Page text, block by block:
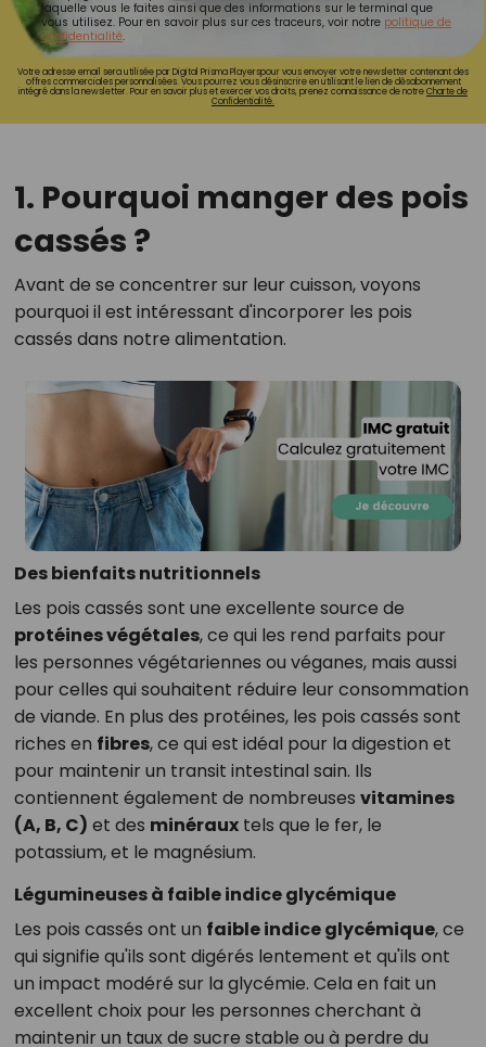
laquelle vous le faites ainsi que des informations sur le terminal que
vous utilisez. Pour en savoir plus sur ces traceurs, voir notre politique de
confidentialité.
Votre adresse email sera utilisée par Digital Prisma Playerspour vous envoyer votre newsletter contenant des
offres commerciales personnalisées. Vous pourrez vous désinscrire en utilisant le lien de désabonnement
intégré dans la newsletter. Pour en savoir plus et exercer vos droits, prenez connaissance de notreCharte de
Confidentialité.
1. Pourquoi manger des pois
cassés ?
Avant de se concentrer sur leur cuisson, voyons
pourquoi il est intéressant d'incorporer les pois
cassés dans notre alimentation.
Des bienfaits nutritionnels
Les pois cassés sont une excellente source de
protéines végétales, ce qui les rend parfaits pour
les personnes végétariennes ou véganes, mais aussi
pour celles qui souhaitent réduire leur consommation
de viande. En plus des protéines, les pois cassés sont
riches en fibres, ce qui est idéal pour la digestion et
pour maintenir un transit intestinal sain. Ils
contiennent également de nombreuses vitamines
(A, B, C) et des minérauxtels que le fer, le
potassium, et le magnésium.
Légumineuses à faible indice glycémique
Les pois cassés ont un faible indice glycémique, ce
qui signifie qu'ils sont digérés lentement et qu'ils ont
un impact modéré sur la glycémie. Cela en fait un
excellent choix pour les personnes cherchant à
maintenir un taux de sucre stable ou à perdre du